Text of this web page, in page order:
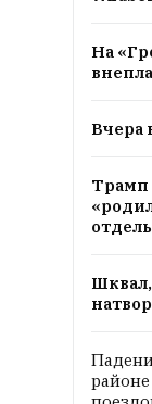
На
Вчера
Трамп